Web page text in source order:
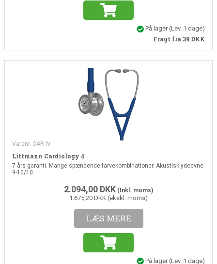
På lager(Lev. 1 dage)
Fragt fra 39 DKK
Varenr. CAR-IV
Littmann Cardiology 4
7 års garanti. Mange spændende farvekombinationer. Akustisk ydeevne:
9-10/10.
2.094,00 DKK (Inkl. moms)
1.675,20 DKK (ekskl. moms)
LÆS MERE
På lager(Lev. 1 dage)